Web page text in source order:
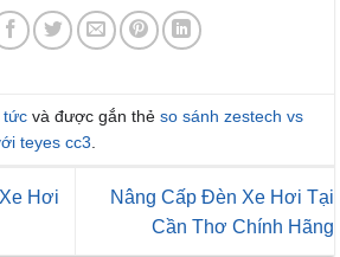
tức và được gắn thẻ so sánh zestech vs
teyes cc3
Hơi
Nâng Cấp Đèn Xe Hơi Tại
Cần Thơ Chính Hãng